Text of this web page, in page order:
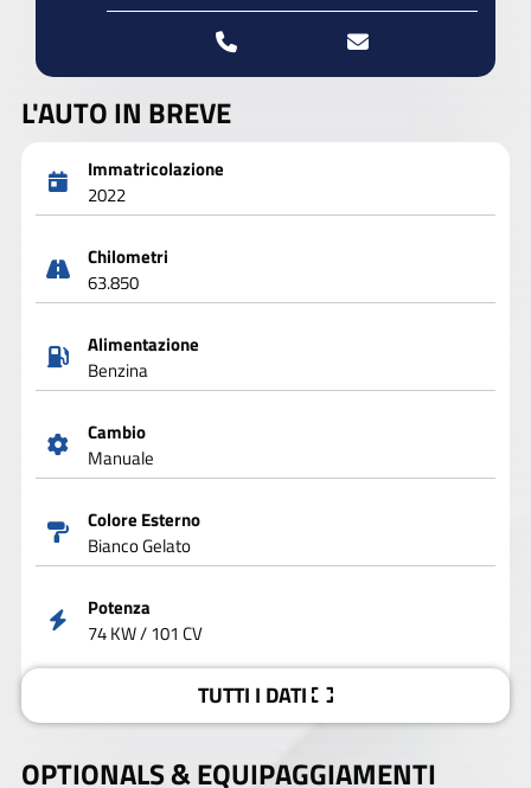
L'AUTO IN BREVE
Immatricolazione
2022
Chilometri
63.850
Alimentazione
Benzina
Cambio
Manuale
Colore Esterno
Bianco Gelato
Potenza
74 KW / 101 CV
TUTTI I DATI
OPTIONALS &EQUIPAGGIAMENTI